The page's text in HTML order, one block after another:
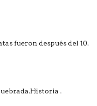
fueron después del 10.
.